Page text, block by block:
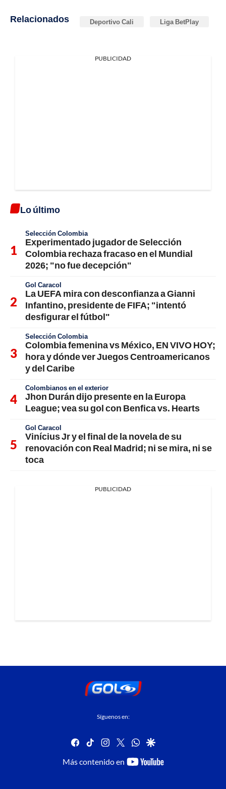
Relacionados Deportivo Cali Liga BetPlay
PUBLICIDAD
Lo último
Selección Colombia
Experimentado jugador de Selección
Colombia rechaza fracaso en el Mundial
2026; "no fue decepción"
Gol Caracol
La UEFA mira con desconfianza a Gianni
Infantino, presidente de FIFA; "intentó
desfigurar el fútbol"
Selección Colombia
Colombia femenina vs México, EN VIVO HOY;
hora y dónde ver Juegos Centroamericanos
y del Caribe
Colombianos en el exterior
Jhon Durán dijo presente en la Europa
League; vea su gol con Benfica vs. Hearts
Gol Caracol
Vinícius Jr y el final de la novela de su
renovación con Real Madrid; ni se mira, ni se
toca
PUBLICIDAD
Síguenos en:
facebook
tiktok instagram
twitterwhatsapp
google
Más contenido en
youtube-